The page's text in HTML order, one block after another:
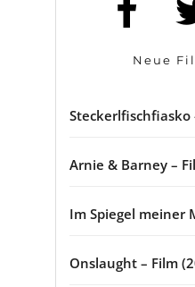
Neue
Steckerlfischfiasko
Arnie & Barney –
Im Spiegel meiner
Onslaught – Film